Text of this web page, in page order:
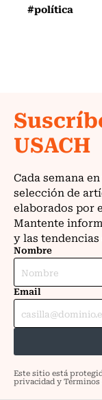
#política